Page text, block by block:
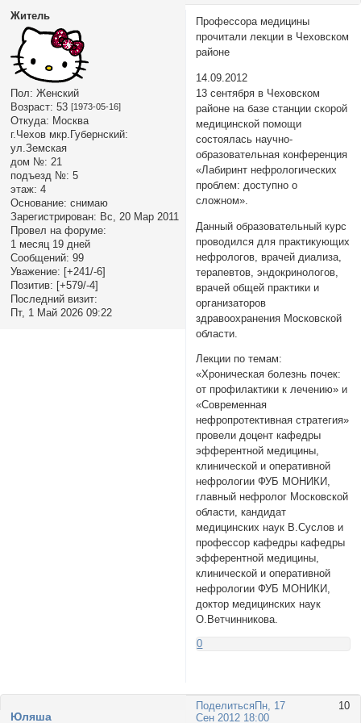
Житель
Пол: Женский
Возраст: 53 [1973-05-16]
Откуда: Москва
г.Чехов мкр.Губернский:
ул.Земская
дом №: 21
подъезд №: 5
этаж: 4
Основание: снимаю
Зарегистрирован: Вс, 20 Мар 2011
Провел на форуме:
1 месяц 19 дней
Сообщений: 99
Уважение: [+241/-6]
Позитив: [+579/-4]
Последний визит:
Пт, 1 Май 2026 09:22
Профессора медицины
прочитали лекции в Чеховском
районе
14.09.2012
13 сентября в Чеховском
районе на базе станции скорой
медицинской помощи
состоялась научно-
образовательная конференция
«Лабиринт нефрологических
проблем: доступно о
сложном».
Данный образовательный курс
проводился для практикующих
нефрологов, врачей диализа,
терапевтов, эндокринологов,
врачей общей практики и
организаторов
здравоохранения Московской
области.
Лекции по темам:
«Хроническая болезнь почек:
от профилактики к лечению» и
«Современная
нефропротективная стратегия»
провели доцент кафедры
эфферентной медицины,
клинической и оперативной
нефрологии ФУБ МОНИКИ,
главный нефролог Московской
области, кандидат
медицинских наук В.Суслов и
профессор кафедры кафедры
эфферентной медицины,
клинической и оперативной
нефрологии ФУБ МОНИКИ,
доктор медицинских наук
О.Ветчинникова.
0
Поделиться 10
Пн, 17
Сен 2012 18:00
Юляша